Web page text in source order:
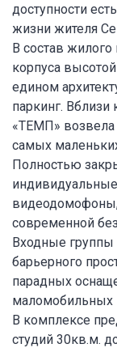
доступности
жизни жителя
В состав жилого
корпуса
едином
паркинг. Вблизи
«ТЕМП» возвела
самых
Полностью
современной
Входные группы
барьерного
парадных
маломобильных
В комплексе
студий 30кв.м.